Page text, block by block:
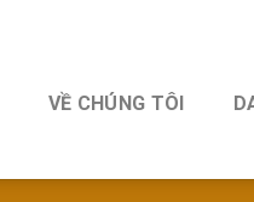
VỀ CHÚNG TÔI